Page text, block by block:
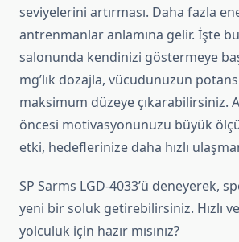
seviyelerini artırması. Daha fazla
antrenmanlar anlamına gelir. İşte
salonunda kendinizi göstermeye
mg’lık dozajla, vücudunuzun
maksimum düzeye çıkarabilirsiniz.
öncesi motivasyonunuzu büyük
etki, hedeflerinize daha hızlı
SP Sarms LGD-4033’ü deneyerek,
yeni bir soluk getirebilirsiniz. Hızlı
yolculuk için hazır mısınız?